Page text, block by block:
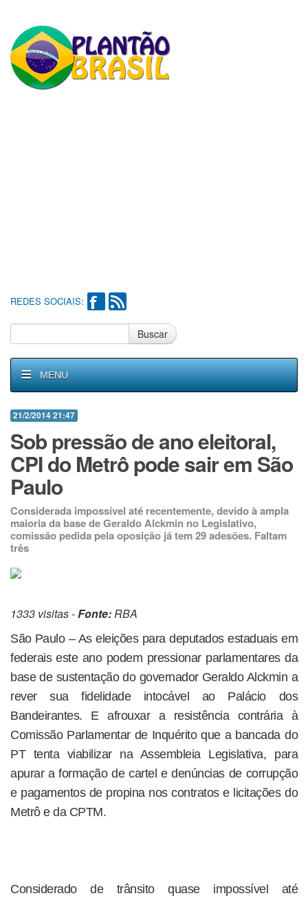
REDES SOCIAIS:
Buscar
MENU
21/2/2014 21:47
Sob pressão de ano eleitoral,
CPI do Metrô pode sair em São
Paulo
Considerada impossível até recentemente, devido à ampla
maioria da base de Geraldo Alckmin no Legislativo,
comissão pedida pela oposição já tem 29 adesões. Faltam
três
1333 visitas -Fonte:RBA
São Paulo – As eleições para deputados estaduais em
federais este ano podem pressionar parlamentares da
base de sustentação do governador Geraldo Alckmin a
rever sua fidelidade intocável ao Palácio dos
Bandeirantes. E afrouxar a resistência contrária à
Comissão Parlamentar de Inquérito que a bancada do
PT tenta viabilizar na Assembleia Legislativa, para
apurar a formação de cartel e denúncias de corrupção
e pagamentos de propina nos contratos e licitações do
Metrô e da CPTM.
Considerado de trânsito quase impossível até